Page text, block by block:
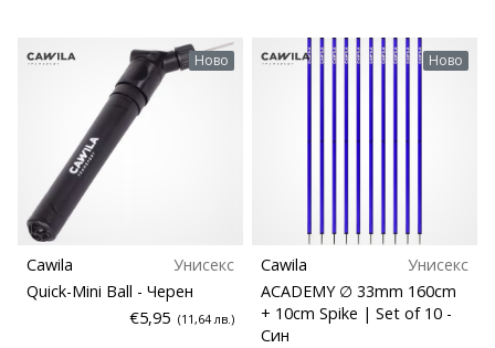
11. 8. 2022
1 мин. четене
Партньорска
програма
WeplayVolleyball
Имате
ли
собствен
уебсайт,
Устойчиви
Тегло (гр)
Ново
Cawila
Унисекс
Quick-Mini Ball - Черен
€5,95 (11,64 лв.)
Ново
Cawila
Унисекс
ACADEMY ∅ 33mm 160cm
+ 10cm Spike | Set of 10 -
Син